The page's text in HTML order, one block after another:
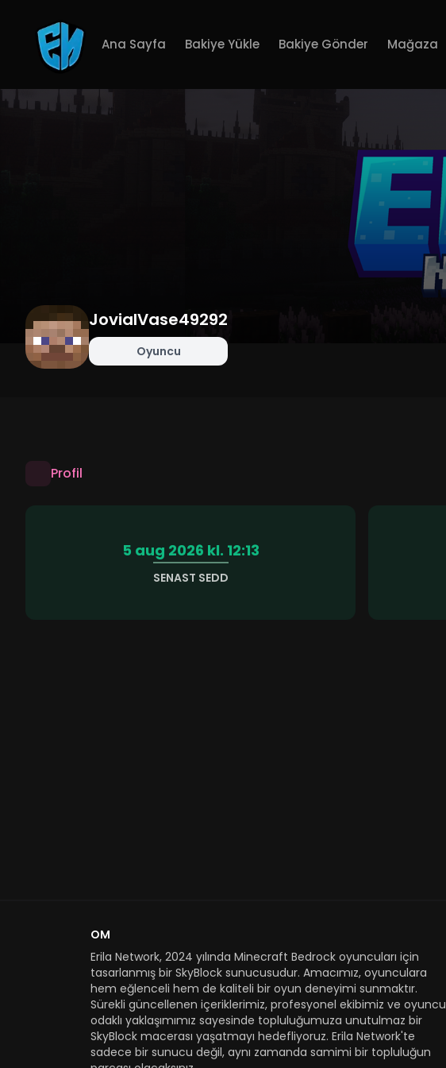
Ana Sayfa Bakiye Yükle Bakiye Gönder Mağaza
JovialVase49292
Oyuncu
Profil
5 aug 2026 kl. 12:13
SENAST SEDD
OM
Erila Network, 2024 yılında Minecraft Bedrock oyuncuları için
tasarlanmış bir SkyBlock sunucusudur. Amacımız, oyunculara
hem eğlenceli hem de kaliteli bir oyun deneyimi sunmaktır.
Sürekli güncellenen içeriklerimiz, profesyonel ekibimiz ve oyuncu
odaklı yaklaşımımız sayesinde topluluğumuza unutulmaz bir
SkyBlock macerası yaşatmayı hedefliyoruz. Erila Network'te
sadece bir sunucu değil, aynı zamanda samimi bir topluluğun